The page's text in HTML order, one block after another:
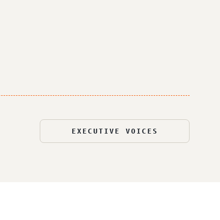
EXECUTIVE VOICES